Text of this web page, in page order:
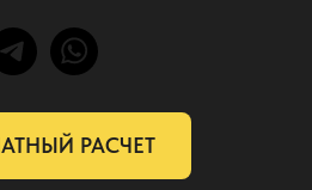
РАСЧЕТ